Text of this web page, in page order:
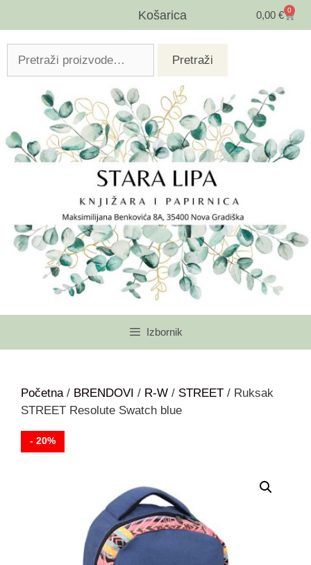
Košarica 0,00 € 0
Pretraži
Izbornik
Početna/ BRENDOVI / R-W / STREET / Ruksak
STREET Resolute Swatch blue
- 20%